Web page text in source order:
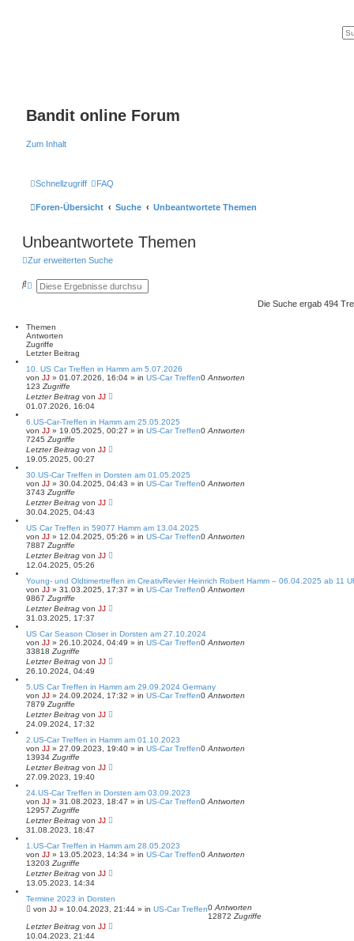
Bandit online Forum
Zum Inhalt
Schnellzugriff FAQ
Foren-Übersicht Suche Unbeantwortete Themen
Unbeantwortete Themen
Zur erweiterten Suche
S E
t
e
r
t
e
S
u
c
h
Die Suche ergab 494
Themen
Antworten
Zugriffe
Letzter Beitrag
10. US Car Treffen in Hamm am 5.07.2026
von JJ » 01.07.2026, 16:04 » in US-Car Treffen0 Antworten
123 Zugriffe
Letzter Beitrag von JJ
01.07.2026, 16:04
6.US-Car-Treffen in Hamm am 25.05.2025
von JJ » 19.05.2025, 00:27 » in US-Car Treffen0 Antworten
7245 Zugriffe
Letzter Beitrag von JJ
19.05.2025, 00:27
30.US-Car Treffen in Dorsten am 01.05.2025
von JJ » 30.04.2025, 04:43 » in US-Car Treffen0 Antworten
3743 Zugriffe
Letzter Beitrag von JJ
30.04.2025, 04:43
US Car Treffen in 59077 Hamm am 13.04.2025
von JJ » 12.04.2025, 05:26 » in US-Car Treffen0 Antworten
7887 Zugriffe
Letzter Beitrag von JJ
12.04.2025, 05:26
Young- und Oldtimertreffen im CreativRevier Heinrich Robert Hamm – 06.04.2025 ab 11
von JJ » 31.03.2025, 17:37 » in US-Car Treffen0 Antworten
9867 Zugriffe
Letzter Beitrag von JJ
31.03.2025, 17:37
US Car Season Closer in Dorsten am 27.10.2024
von JJ » 26.10.2024, 04:49 » in US-Car Treffen0 Antworten
33818 Zugriffe
Letzter Beitrag von JJ
26.10.2024, 04:49
5.US Car Treffen in Hamm am 29.09.2024 Germany
von JJ » 24.09.2024, 17:32 » in US-Car Treffen0 Antworten
7879 Zugriffe
Letzter Beitrag von JJ
24.09.2024, 17:32
2.US-Car Treffen in Hamm am 01.10.2023
von JJ » 27.09.2023, 19:40 » in US-Car Treffen0 Antworten
13934 Zugriffe
Letzter Beitrag von JJ
27.09.2023, 19:40
24.US-Car Treffen in Dorsten am 03.09.2023
von JJ » 31.08.2023, 18:47 » in US-Car Treffen0 Antworten
12957 Zugriffe
Letzter Beitrag von JJ
31.08.2023, 18:47
1.US-Car Treffen in Hamm am 28.05.2023
von JJ » 13.05.2023, 14:34 » in US-Car Treffen0 Antworten
13203 Zugriffe
Letzter Beitrag von JJ
13.05.2023, 14:34
Termine 2023 in Dorsten
von JJ » 10.04.2023, 21:44 » in US-Car Treffen0 Antworten
12872 Zugriffe
Letzter Beitrag von JJ
10.04.2023, 21:44